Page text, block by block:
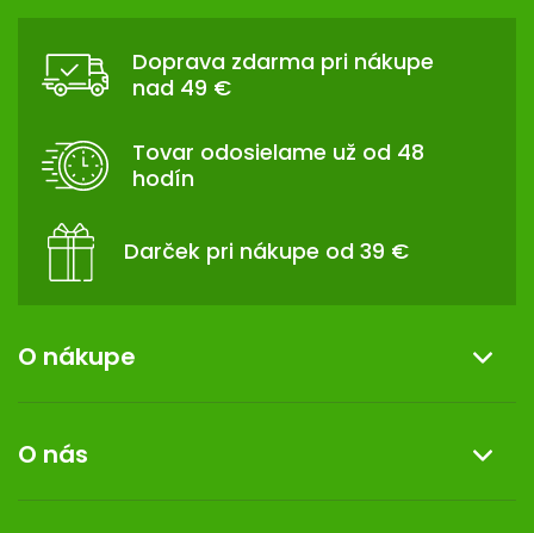
Doprava zdarma pri nákupe
nad 49 €
Tovar odosielame už od 48
hodín
Darček pri nákupe od 39 €
O nákupe
Reklamácia a vrátenie tovaru
Doprava a platba
O nás